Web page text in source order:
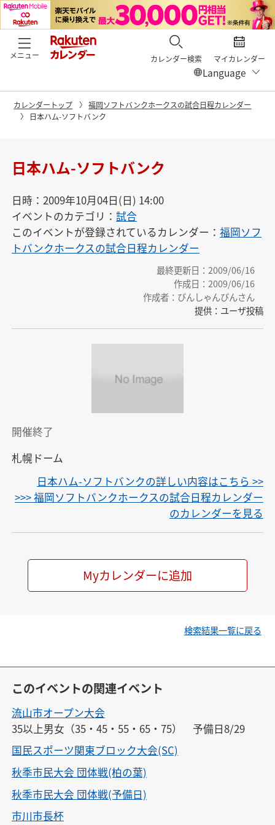
メニュー カレンダー検索 マイカレンダー
カレンダートップ
福岡ソフトバンクホークスの試合日程カレンダー
日本ハム-ソフトバンク
日本ハム-ソフトバンク
日時：2009年10月04日(日) 14:00
イベントのカテゴリ：試合
このイベントが登録されているカレンダー：福岡ソフ
トバンクホークスの試合日程カレンダー
最終更新日：2009/06/16
作成日：2009/06/16
作成者：びんしゃんびんさん
提供：ユーザ投稿
開催終了
札幌ドーム
日本ハム-ソフトバンクの詳しい内容はこちら >>
>>> 福岡ソフトバンクホークスの試合日程カレンダー
のカレンダーを見る
Myカレンダーに追加
検索結果一覧に戻る
このイベントの関連イベント
流山市オープン大会
35以上男女（35・45・55・65・75）　予備日8/29
国民スポーツ関東ブロック大会(SC)
秋季市民大会 団体戦(柏の葉)
秋季市民大会 団体戦(予備日)
市川市長杯